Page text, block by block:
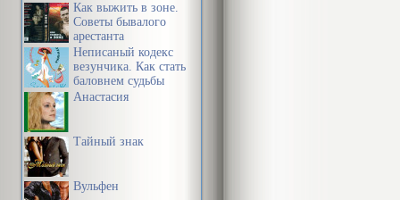
Как выжить в зоне.
Советы бывалого
арестанта
Неписаный кодекс
везунчика. Как стать
баловнем судьбы
Анастасия
Тайный знак
Вульфен